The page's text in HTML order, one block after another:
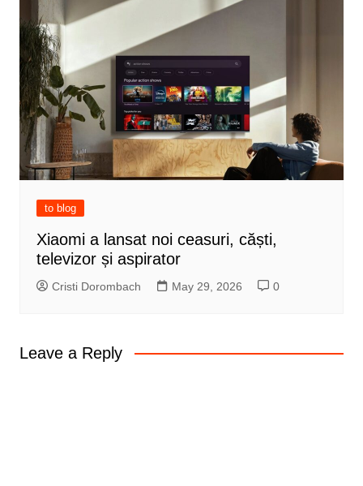
to blog
Xiaomi a lansat noi ceasuri, căști,
televizor și aspirator
Cristi Dorombach May 29, 2026 0
Leave a Reply